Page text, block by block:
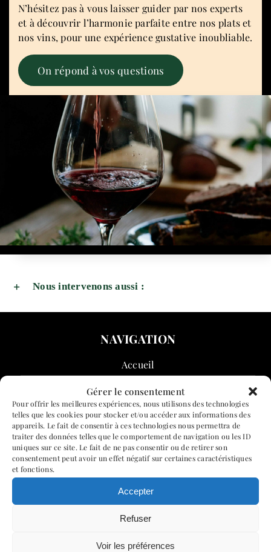
Gérer le consentement
Pour offrir les meilleures expériences, nous utilisons des technologies
telles que les cookies pour stocker et/ou accéder aux informations des
appareils. Le fait de consentir à ces technologies nous permettra de
traiter des données telles que le comportement de navigation ou les ID
uniques sur ce site. Le fait de ne pas consentir ou de retirer son
consentement peut avoir un effet négatif sur certaines caractéristiques
et fonctions.
Accepter
Refuser
Voir les préférences
N’hésitez pas à vous laisser guider par nos experts
et à découvrir l’harmonie parfaite entre nos plats et
nos vins, pour une expérience gustative inoubliable.
On répond à vos questions
Nous intervenons aussi :
NAVIGATION
Accueil
Le restaurant
Avis
Galerie
Contact
CHAI MAESTRO
Politique de confidentialité